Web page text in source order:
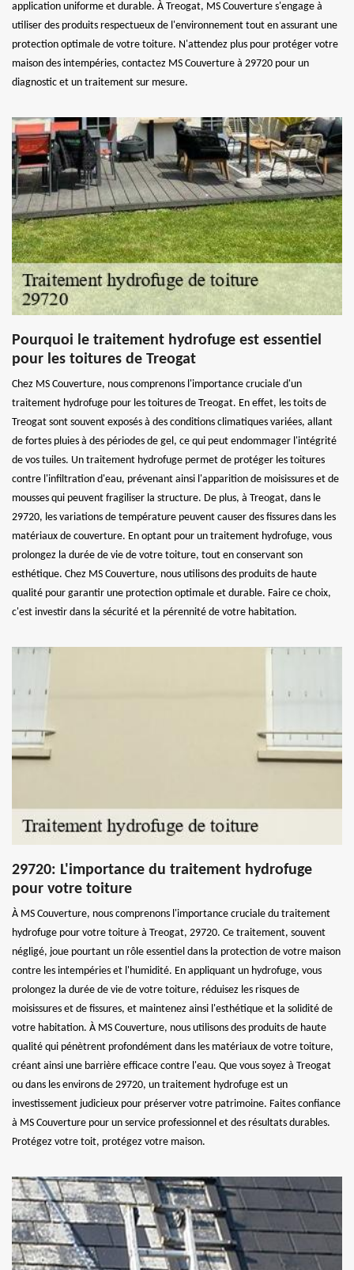
application uniforme et durable. À Treogat, MS Couverture s'engage à
utiliser des produits respectueux de l'environnement tout en assurant une
protection optimale de votre toiture. N'attendez plus pour protéger votre
maison des intempéries, contactez MS Couverture à 29720 pour un
diagnostic et un traitement sur mesure.
Pourquoi le traitement hydrofuge est essentiel
pour les toitures de Treogat
Chez MS Couverture, nous comprenons l'importance cruciale d'un
traitement hydrofuge pour les toitures de Treogat. En effet, les toits de
Treogat sont souvent exposés à des conditions climatiques variées, allant
de fortes pluies à des périodes de gel, ce qui peut endommager l'intégrité
de vos tuiles. Un traitement hydrofuge permet de protéger les toitures
contre l'infiltration d'eau, prévenant ainsi l'apparition de moisissures et de
mousses qui peuvent fragiliser la structure. De plus, à Treogat, dans le
29720, les variations de température peuvent causer des fissures dans les
matériaux de couverture. En optant pour un traitement hydrofuge, vous
prolongez la durée de vie de votre toiture, tout en conservant son
esthétique. Chez MS Couverture, nous utilisons des produits de haute
qualité pour garantir une protection optimale et durable. Faire ce choix,
c'est investir dans la sécurité et la pérennité de votre habitation.
29720: L'importance du traitement hydrofuge
pour votre toiture
À MS Couverture, nous comprenons l'importance cruciale du traitement
hydrofuge pour votre toiture à Treogat, 29720. Ce traitement, souvent
négligé, joue pourtant un rôle essentiel dans la protection de votre maison
contre les intempéries et l'humidité. En appliquant un hydrofuge, vous
prolongez la durée de vie de votre toiture, réduisez les risques de
moisissures et de fissures, et maintenez ainsi l'esthétique et la solidité de
votre habitation. À MS Couverture, nous utilisons des produits de haute
qualité qui pénètrent profondément dans les matériaux de votre toiture,
créant ainsi une barrière efficace contre l'eau. Que vous soyez à Treogat
ou dans les environs de 29720, un traitement hydrofuge est un
investissement judicieux pour préserver votre patrimoine. Faites confiance
à MS Couverture pour un service professionnel et des résultats durables.
Protégez votre toit, protégez votre maison.